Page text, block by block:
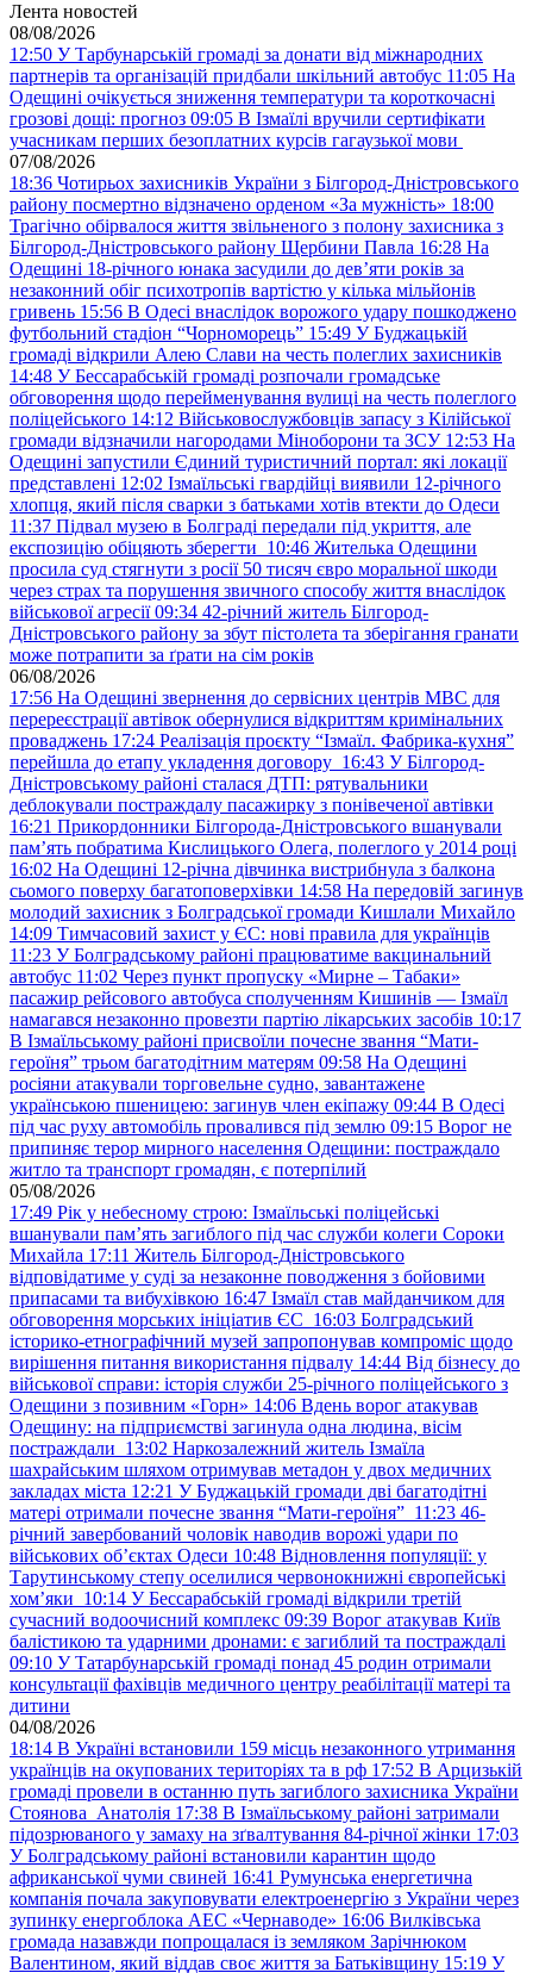
Лента новостей
08/08/2026
12:50 У Тарбунарській громаді за донати від міжнародних
партнерів та організацій придбали шкільний автобус 11:05 На
Одещині очікується зниження температури та короткочасні
грозові дощі: прогноз 09:05 В Ізмаїлі вручили сертифікати
учасникам перших безоплатних курсів гагаузької мови
07/08/2026
18:36 Чотирьох захисників України з Білгород-Дністровського
району посмертно відзначено орденом «За мужність» 18:00
Трагічно обірвалося життя звільненого з полону захисника з
Білгород-Дністровського району Щербини Павла 16:28 На
Одещині 18-річного юнака засудили до дев’яти років за
незаконний обіг психотропів вартістю у кілька мільйонів
гривень 15:56 В Одесі внаслідок ворожого удару пошкоджено
футбольний стадіон “Чорноморець” 15:49 У Буджацькій
громаді відкрили Алею Слави на честь полеглих захисників
14:48 У Бессарабській громаді розпочали громадське
обговорення щодо перейменування вулиці на честь полеглого
поліцейського 14:12 Військовослужбовців запасу з Кілійської
громади відзначили нагородами Міноборони та ЗСУ 12:53 На
Одещині запустили Єдиний туристичний портал: які локації
представлені 12:02 Ізмаїльські гвардійці виявили 12-річного
хлопця, який після сварки з батьками хотів втекти до Одеси
11:37 Підвал музею в Болграді передали під укриття, але
експозицію обіцяють зберегти 10:46 Жителька Одещини
просила суд стягнути з росії 50 тисяч євро моральної шкоди
через страх та порушення звичного способу життя внаслідок
військової агресії 09:34 42-річний житель Білгород-
Дністровського району за збут пістолета та зберігання гранати
може потрапити за ґрати на сім років
06/08/2026
17:56 На Одещині звернення до сервісних центрів МВС для
перереєстрації автівок обернулися відкриттям кримінальних
проваджень 17:24 Реалізація проєкту “Ізмаїл. Фабрика-кухня”
перейшла до етапу укладення договору 16:43 У Білгород-
Дністровському районі сталася ДТП: рятувальники
деблокували постраждалу пасажирку з понівеченої автівки
16:21 Прикордонники Білгорода-Дністровського вшанували
пам’ять побратима Кислицького Олега, полеглого у 2014 році
16:02 На Одещині 12-річна дівчинка вистрибнула з балкона
сьомого поверху багатоповерхівки 14:58 На передовій загинув
молодий захисник з Болградської громади Кишлали Михайло
14:09 Тимчасовий захист у ЄС: нові правила для українців
11:23 У Болградському районі працюватиме вакцинальний
автобус 11:02 Через пункт пропуску «Мирне – Табаки»
пасажир рейсового автобуса сполученням Кишинів — Ізмаїл
намагався незаконно провезти партію лікарських засобів 10:17
В Ізмаїльському районі присвоїли почесне звання “Мати-
героїня” трьом багатодітним матерям 09:58 На Одещині
росіяни атакували торговельне судно, завантажене
українською пшеницею: загинув член екіпажу 09:44 В Одесі
під час руху автомобіль провалився під землю 09:15 Ворог не
припиняє терор мирного населення Одещини: постраждало
житло та транспорт громадян, є потерпілий
05/08/2026
17:49 Рік у небесному строю: Ізмаїльські поліцейські
вшанували пам’ять загиблого під час служби колеги Сороки
Михайла 17:11 Житель Білгород-Дністровського
відповідатиме у суді за незаконне поводження з бойовими
припасами та вибухівкою 16:47 Ізмаїл став майданчиком для
обговорення морських ініціатив ЄС 16:03 Болградський
історико-етнографічний музей запропонував компроміс щодо
вирішення питання використання підвалу 14:44 Від бізнесу до
військової справи: історія служби 25-річного поліцейського з
Одещини з позивним «Горн» 14:06 Вдень ворог атакував
Одещину: на підприємстві загинула одна людина, вісім
постраждали 13:02 Наркозалежний житель Ізмаїла
шахрайським шляхом отримував метадон у двох медичних
закладах міста 12:21 У Буджацькій громади дві багатодітні
матері отримали почесне звання “Мати-героїня” 11:23 46-
річний завербований чоловік наводив ворожі удари по
військових обʼєктах Одеси 10:48 Відновлення популяції: у
Тарутинському степу оселилися червонокнижні європейські
хом’яки 10:14 У Бессарабській громаді відкрили третій
сучасний водоочисний комплекс 09:39 Ворог атакував Київ
балістикою та ударними дронами: є загиблий та постраждалі
09:10 У Татарбунарській громаді понад 45 родин отримали
консультації фахівців медичного центру реабілітації матері та
дитини
04/08/2026
18:14 В Україні встановили 159 місць незаконного утримання
українців на окупованих територіях та в рф 17:52 В Арцизькій
громаді провели в останню путь загиблого захисника України
Стоянова Анатолія 17:38 В Ізмаїльському районі затримали
підозрюваного у замаху на зґвалтування 84-річної жінки 17:03
У Болградському районі встановили карантин щодо
африканської чуми свиней 16:41 Румунська енергетична
компанія почала закуповувати електроенергію з України через
зупинку енергоблока АЕС «Чернаводе» 16:06 Вилківська
громада назавжди попрощалася із земляком Зарічнюком
Валентином, який віддав своє життя за Батьківщину 15:19 У